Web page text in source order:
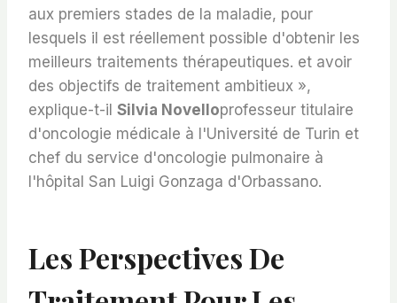
aux premiers stades de la maladie, pour
lesquels il est réellement possible d'obtenir les
meilleurs traitements thérapeutiques. et avoir
des objectifs de traitement ambitieux »,
explique-t-il Silvia Novelloprofesseur titulaire
d'oncologie médicale à l'Université de Turin et
chef du service d'oncologie pulmonaire à
l'hôpital San Luigi Gonzaga d'Orbassano.
Les Perspectives De